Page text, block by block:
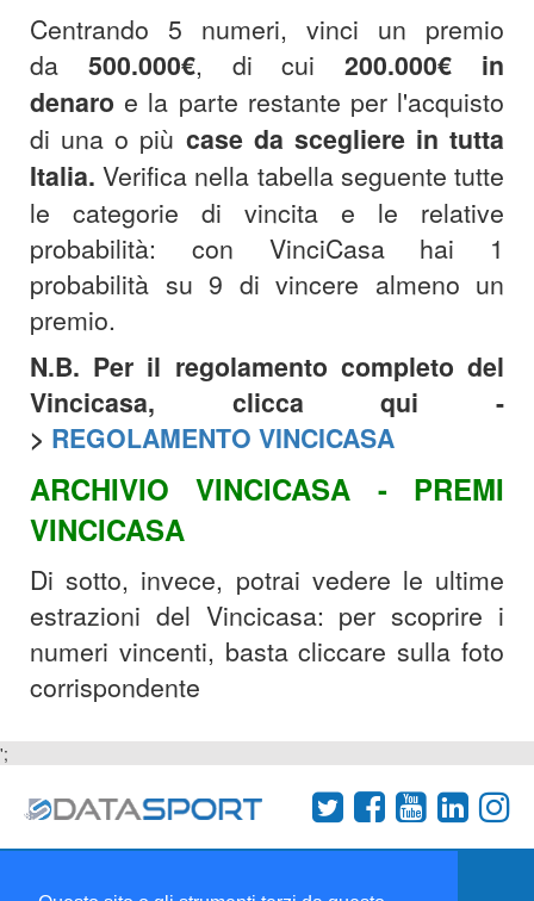
Centrando 5 numeri, vinci un premio
da 500.000€, di cui200.000€
in
denaroe la parte restante per l'acquisto
di una o più case da scegliere in tutta
Italia.Verifica nella tabella seguente tutte
le categorie di vincita e le relative
probabilità: con VinciCasa hai 1
probabilità su 9 di vincere almeno un
premio.
N.B. Per il regolamento completo del
Vincicasa, clicca qui -
> REGOLAMENTO VINCICASA
ARCHIVIO VINCICASA - PREMI
VINCICASA
Di sotto, invece, potrai vedere le ultime
estrazioni del Vincicasa: per scoprire i
numeri vincenti, basta cliccare sulla foto
corrispondente
';